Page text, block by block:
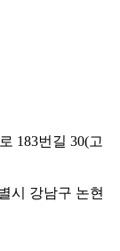
183번길 30(고
시 강남구 논현